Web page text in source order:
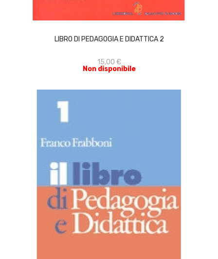
LIBRO DI PEDAGOGIA E DIDATTICA 2
15,00 €
Non disponibile
ACQUISTA